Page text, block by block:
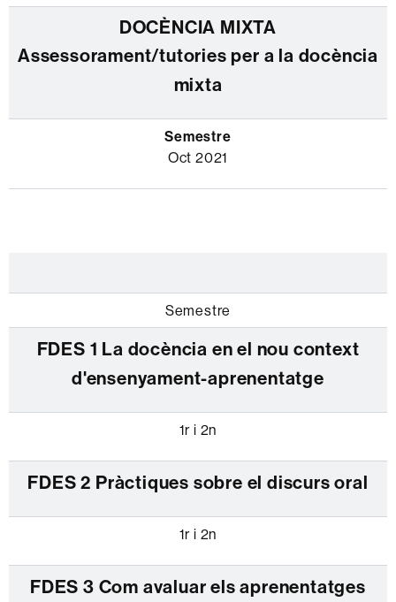
Assessorament/tutories per a la docència
mixta
Oct 2021
Semestre
FDES 1 La docència en el nou context
d'ensenyament-aprenentatge
1r i 2n
FDES 2 Pràctiques sobre el discurs oral
1r i 2n
FDES 3 Com avaluar els aprenentatges